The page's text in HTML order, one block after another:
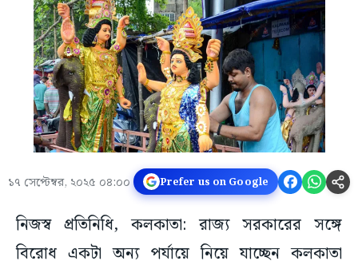
১৭ সেপ্টেম্বর, ২০২৫ ০৪:০০ Prefer us on Google
নিজস্ব প্রতিনিধি, কলকাতা: রাজ্য সরকারের সঙ্গে
বিরোধ একটা অন্য পর্যায়ে নিয়ে যাচ্ছেন কলকাতা